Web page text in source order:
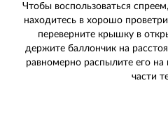
Чтобы воспользоваться
находитесь в хорошо
переверните крышку в
держите баллончик на
равномерно распылите его
части